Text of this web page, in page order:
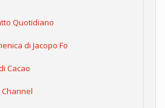
Quotidiano
di Jacopo Fo
Cacao